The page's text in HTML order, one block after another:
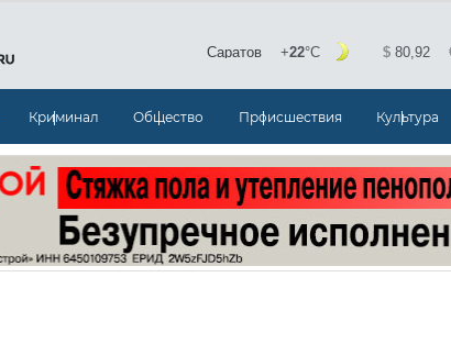
Криминал Общество Происшествия Культура